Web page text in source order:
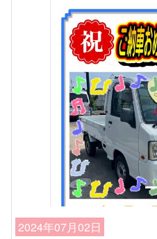
Previous
2024年07月02日